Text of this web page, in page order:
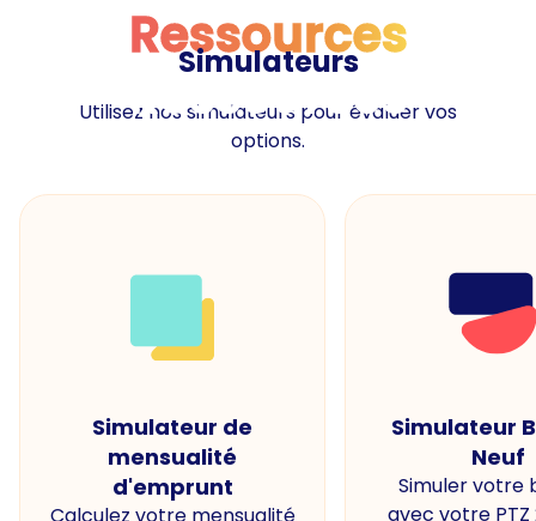
Ressources
Ressources
Simulateurs
Utilisez nos simulateurs pour évaluer vos
options.
Simulateur de
mensualité
d'emprunt
Calculez votre mensualité
Simulateur
Neuf
Simuler votre
avec votre PTZ